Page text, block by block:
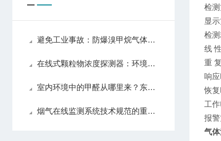
避免工业事故：防爆溴甲烷气体检测仪在安全生产中的作用
在线式颗粒物浓度探测器：环境监测与工业生产的关键工具
室内环境中的甲醛从哪里来？东日瀛能科技科普
烟气在线监测系统技术规范的重要性及应用
检
显
检
线
重
响
恢
工
报
气